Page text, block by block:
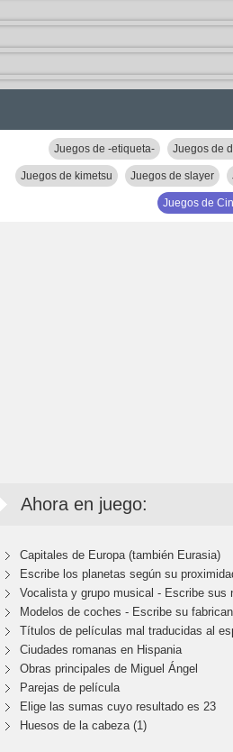
Juegos de -etiqueta- Juegos de
Juegos de kimetsu Juegos de slayer
Juegos de
Ahora en juego:
Capitales de Europa (también Eurasia)
Escribe los planetas según su
Vocalista y grupo musical - Escribe sus
Modelos de coches - Escribe su
Títulos de películas mal traducidas al
Ciudades romanas en Hispania
Obras principales de Miguel Ángel
Parejas de película
Elige las sumas cuyo resultado es 23
Huesos de la cabeza (1)